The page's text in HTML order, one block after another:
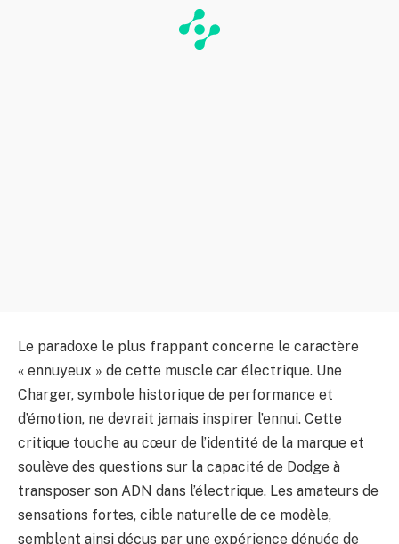
Le paradoxe le plus frappant concerne le caractère
« ennuyeux » de cette muscle car électrique. Une
Charger, symbole historique de performance et
d’émotion, ne devrait jamais inspirer l’ennui. Cette
critique touche au cœur de l’identité de la marque et
soulève des questions sur la capacité de Dodge à
transposer son ADN dans l’électrique. Les amateurs de
sensations fortes, cible naturelle de ce modèle,
semblent ainsi déçus par une expérience dénuée de